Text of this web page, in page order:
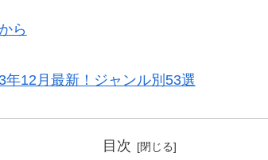
ら
年12月最新！ジャンル別53選
目次